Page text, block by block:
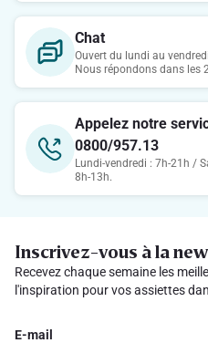
Chat
Ouvert du lundi au
Nous répondons dans les
Appelez notre
0800/957.13
Lundi-vendredi : 7h-21h /
8h-13h.
Inscrivez-vous à la
Recevez chaque semaine les
l'inspiration pour vos assiettes
E-mail